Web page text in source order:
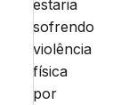
estaria
sofrendo
violência
física
por